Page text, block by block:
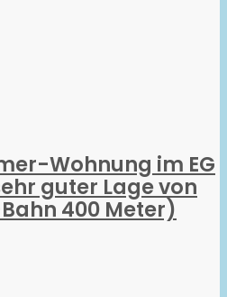
Wohnung im EG
guter Lage von
400 Meter)